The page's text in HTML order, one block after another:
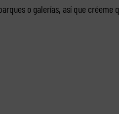
o galerías, así que créeme